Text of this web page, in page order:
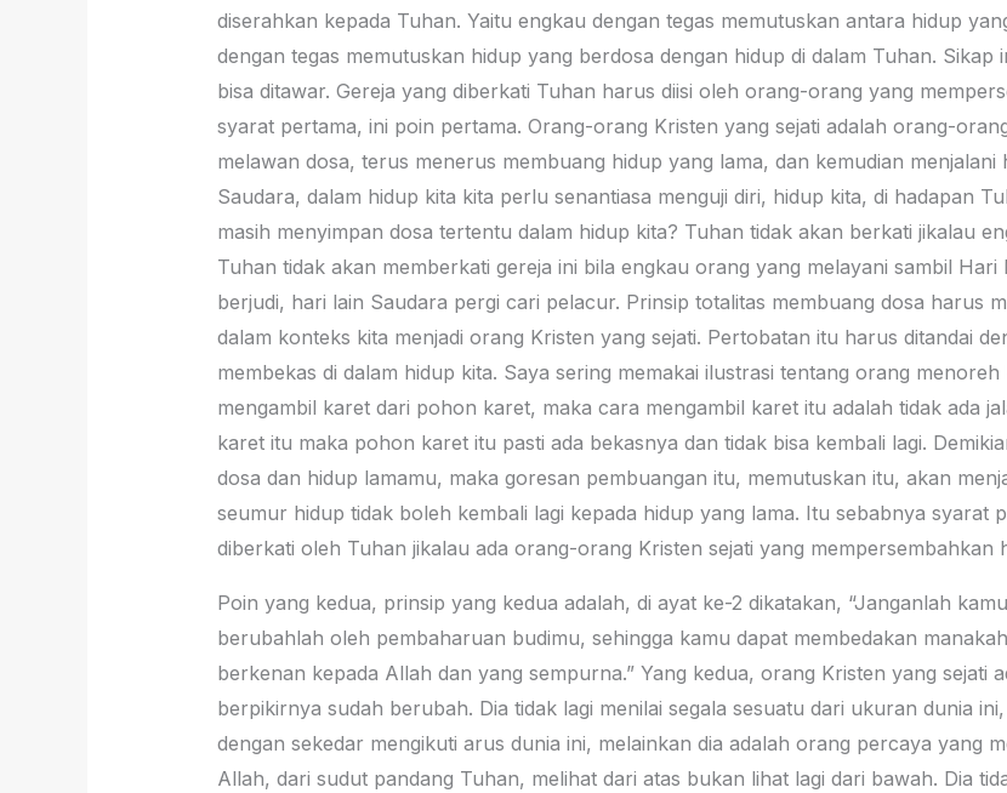
diserahkan kepada Tuhan. Yaitu engkau dengan tegas memutuskan antara hidup
dengan tegas memutuskan hidup yang berdosa dengan hidup di dalam Tuhan.
bisa ditawar. Gereja yang diberkati Tuhan harus diisi oleh orang-orang yang
syarat pertama, ini poin pertama. Orang-orang Kristen yang sejati adalah orang-
melawan dosa, terus menerus membuang hidup yang lama, dan kemudian
Saudara, dalam hidup kita kita perlu senantiasa menguji diri, hidup kita, di hadapan
masih menyimpan dosa tertentu dalam hidup kita? Tuhan tidak akan berkati jikalau
Tuhan tidak akan memberkati gereja ini bila engkau orang yang melayani sambil
berjudi, hari lain Saudara pergi cari pelacur. Prinsip totalitas membuang dosa harus
dalam konteks kita menjadi orang Kristen yang sejati. Pertobatan itu harus ditandai
membekas di dalam hidup kita. Saya sering memakai ilustrasi tentang orang
mengambil karet dari pohon karet, maka cara mengambil karet itu adalah tidak ada
karet itu maka pohon karet itu pasti ada bekasnya dan tidak bisa kembali lagi.
dosa dan hidup lamamu, maka goresan pembuangan itu, memutuskan itu, akan
seumur hidup tidak boleh kembali lagi kepada hidup yang lama. Itu sebabnya syarat
diberkati oleh Tuhan jikalau ada orang-orang Kristen sejati yang mempersembahkan
Poin yang kedua, prinsip yang kedua adalah, di ayat ke-2 dikatakan, “Janganlah
berubahlah oleh pembaharuan budimu, sehingga kamu dapat membedakan
berkenan kepada Allah dan yang sempurna.” Yang kedua, orang Kristen yang sejati
berpikirnya sudah berubah. Dia tidak lagi menilai segala sesuatu dari ukuran dunia
dengan sekedar mengikuti arus dunia ini, melainkan dia adalah orang percaya yang
Allah, dari sudut pandang Tuhan, melihat dari atas bukan lihat lagi dari bawah. Dia